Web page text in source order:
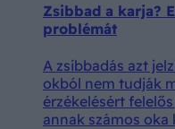
Zsibbad a karja?
problémát
A zsibbadás azt
okból nem tudják
érzékelésért
annak számos oka